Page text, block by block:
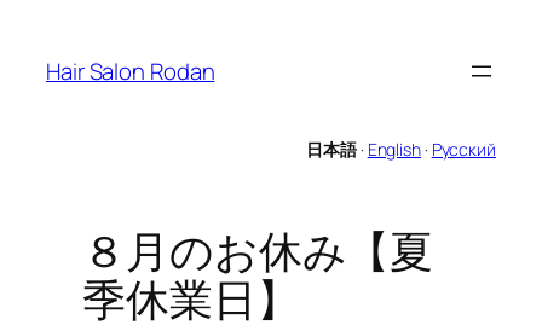
Hair Salon Rodan
日本語· English· Русский
８月のお休み【夏
季休業日】